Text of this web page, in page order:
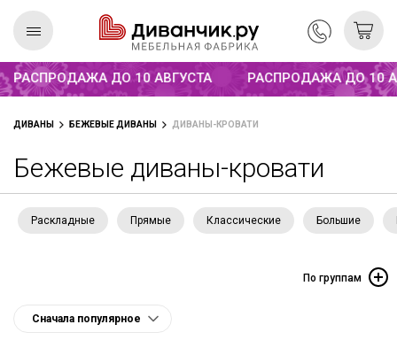
Распродажа до 10 августа
ДО 10 АВГУСТА
РАСПРОДАЖА ДО 10
ДИВАНЫ БЕЖЕВЫЕ ДИВАНЫ ДИВАНЫ-КРОВАТИ
Бежевые диваны-кровати
Раскладные Прямые Классические Большие
По группам
коллекция